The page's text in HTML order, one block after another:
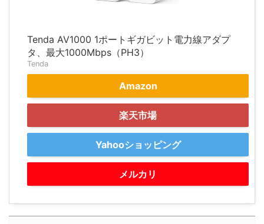
Tenda AV1000 1ポートギガビット電力線アダプ
タ、最大1000Mbps（PH3）
Tenda
Amazon
楽天市場
Yahooショッピング
メルカリ